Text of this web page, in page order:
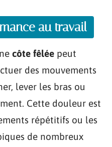
au travail
côte fêlée peut
des mouvements
lever les bras ou
Cette douleur est
répétitifs ou les
de nombreux